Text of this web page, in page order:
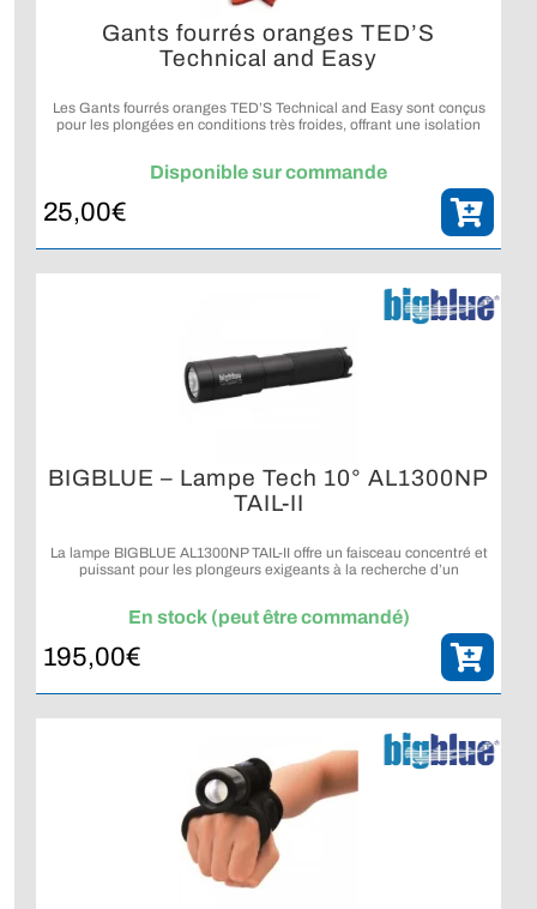
Gants fourrés oranges TED’S
Technical and Easy
Les Gants fourrés oranges TED’S Technical and Easy sont conçus
pour les plongées en conditions très froides, offrant une isolation
Disponible sur commande
25,00€
BIGBLUE – Lampe Tech 10° AL1300NP
TAIL-II
La lampe BIGBLUE AL1300NP TAIL-II offre un faisceau concentré et
puissant pour les plongeurs exigeants à la recherche d’un
En stock (peut être commandé)
195,00€